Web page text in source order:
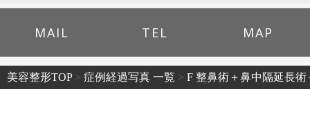
MAIL TEL MAP
美容整形TOP> 症例経過写真 一覧 > F 整鼻術＋鼻中隔延長